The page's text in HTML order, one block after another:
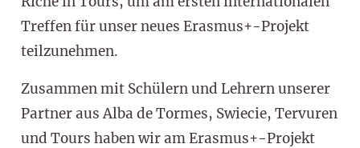
Treffen für unser neues Erasmus+-Projekt
teilzunehmen.
Zusammen mit Schülern und Lehrern unserer
Partner aus Alba de Tormes, Swiecie, Tervuren
und Tours haben wir am Erasmus+-Projekt